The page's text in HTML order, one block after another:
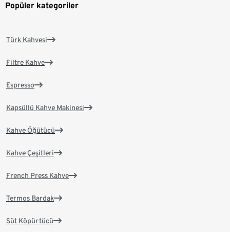
Popüler kategoriler
Türk Kahvesi
Filtre Kahve
Espresso
Kapsüllü Kahve Makinesi
Kahve Öğütücü
Kahve Çeşitleri
French Press Kahve
Termos Bardak
Süt Köpürtücü